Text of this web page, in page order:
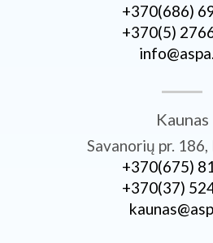
+370­(686)
+370­(5)
Kaunas
Savanorių pr.
+370­(675)
+370­(37)